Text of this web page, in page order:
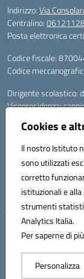
Cookies e
Il nostro Istituto
sono utilizzati
corretto
istituzionali e
strumenti
Analytics Italia.
Per saperne di
Personalizza
Indirizzo:Via
Centralino:
Posta elettronica
Codice fiscale:
Codice
Dirigente scolastico:
Vicepresidenza:
Supporto
Microsoft Office 365